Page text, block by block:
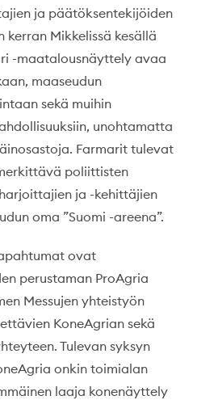
ja päätöksentekijöiden
kerran Mikkelissä kesällä
-maatalousnäyttely avaa
maaseudun
sekä muihin
unohtamatta
Farmarit tulevat
poliittisten
ja -kehittäjien
oma ”Suomi -areena”.
ovat
perustaman ProAgria
Messujen yhteistyön
KoneAgrian sekä
Tulevan syksyn
onkin toimialan
laaja konenäyttely